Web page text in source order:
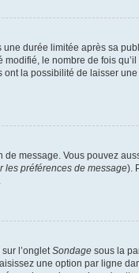
durée limitée après sa
le nombre de fois qu’il
ont la possibilité de laisser une
de message. Vous pouvez
les préférences de message).
l’ongletSondage sous la
une option par ligne